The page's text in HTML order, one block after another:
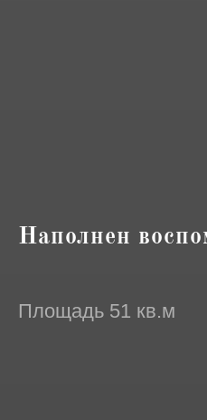
Наполнен
Площадь 51 кв.м